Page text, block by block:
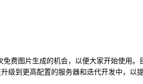
费图片生成的机会，以便大家开始使用。
到更高配置的服务器和迭代开发中，以提